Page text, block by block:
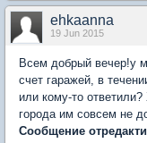
ehkaanna
19 Jun 2015
Всем добрый вечер!у
счет гаражей, в
или кому-то
города им совсем не
Сообщение